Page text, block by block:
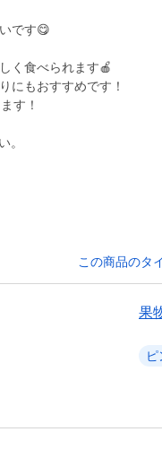
です😋
く食べられます🍎
にもおすすめです！
す！
。
この商品のタ
果
ピ